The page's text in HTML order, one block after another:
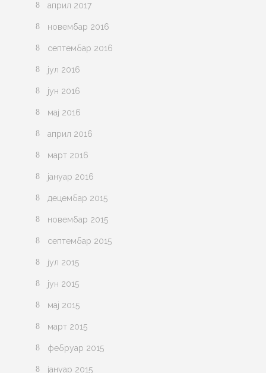
април 2017
новембар 2016
септембар 2016
јул 2016
јун 2016
мај 2016
април 2016
март 2016
јануар 2016
децембар 2015
новембар 2015
септембар 2015
јул 2015
јун 2015
мај 2015
март 2015
фебруар 2015
јануар 2015